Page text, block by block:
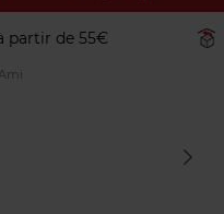
partir de 55€